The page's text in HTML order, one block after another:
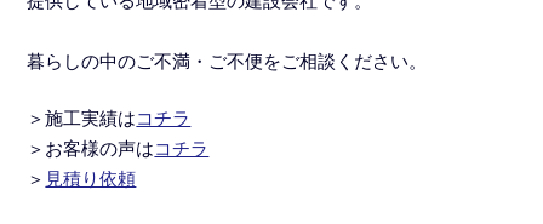
暮らしの中のご不満・ご不便をご相談ください。
＞施工実績はコチラ
＞ お客様の声はコチラ
＞ 見積り依頼